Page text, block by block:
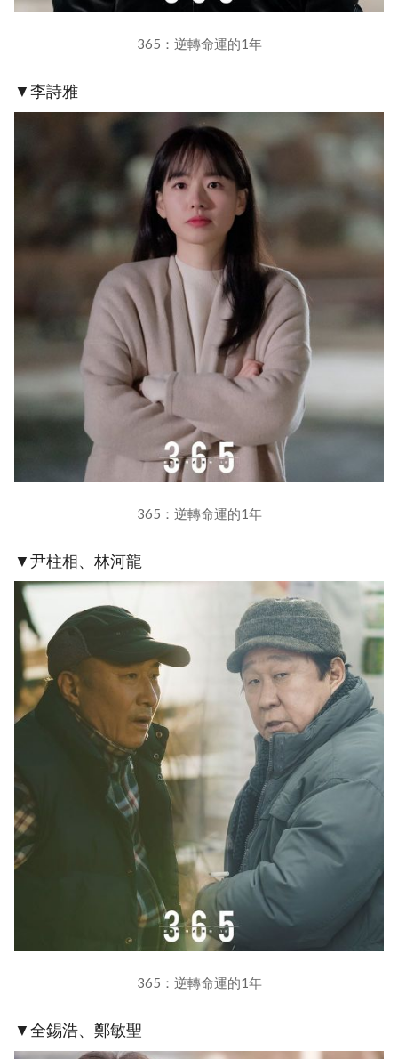
365：逆轉命運的1年
▼李詩雅
365：逆轉命運的1年
▼尹柱相、林河龍
365：逆轉命運的1年
▼全錫浩、鄭敏聖